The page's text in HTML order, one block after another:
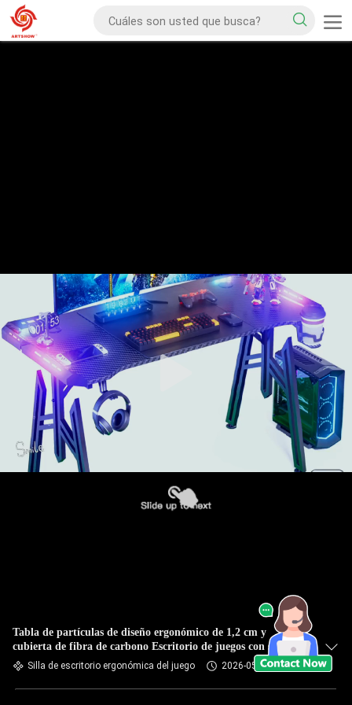
Tabla de partículas de diseño ergonómico de 1,2 cm y
cubierta de fibra de carbono Escritorio de juegos con soportes
con soportes de tazas y auriculares
Silla de escritorio ergonómica del juego 2026-05-08